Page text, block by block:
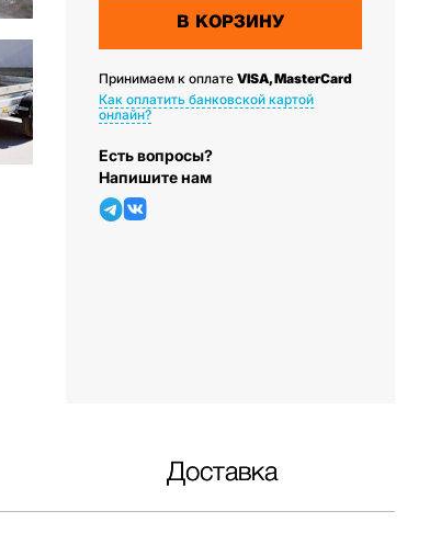
В КОРЗИНУ
Принимаем к оплате VISA, MasterCard
Как оплатить банковской картой
онлайн?
Есть вопросы?
Напишите нам
Доставка